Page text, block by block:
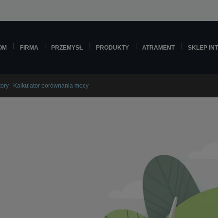
FIRMA PRZEMYSŁ PRODUKTY ATRAMENT SKLEP
| Kalkulator porównania mocy